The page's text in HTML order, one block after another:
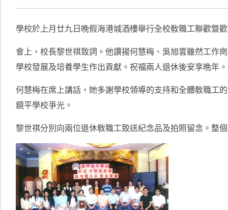
學校於上月廿九日晩假海港城酒樓舉行全校敎職工聯歡曁
會上，校長黎世祺致詞。他讚揚何慧梅、吳旭雲雖然工作
學校發展及培養學生作出貢獻。祝福兩人退休後安享晩年。
何慧梅在席上講話，她多謝學校領導的支持和全體敎職工
鏡平學校爭光。
黎世祺分別向兩位退休敎職工致送紀念品及拍照留念。整